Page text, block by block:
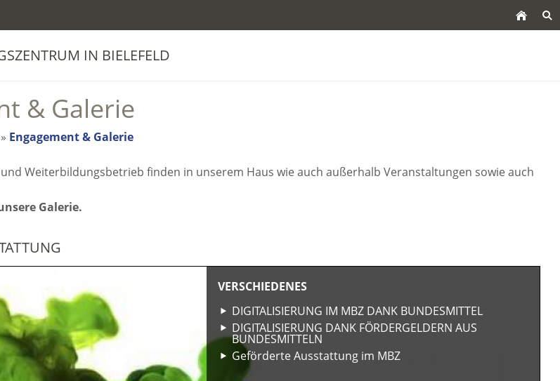
IN BIELEFELD
& Galerie
» Engagement & Galerie
Weiterbildungsbetrieb finden in unserem Haus wie auch außerhalb Veranstaltungen sowie auch
Galerie.
VERSCHIEDENES
DIGITALISIERUNG IM MBZ DANK BUNDESMITTEL
DIGITALISIERUNG DANK FÖRDERGELDERN AUS
BUNDESMITTELN
Geförderte Ausstattung im MBZ